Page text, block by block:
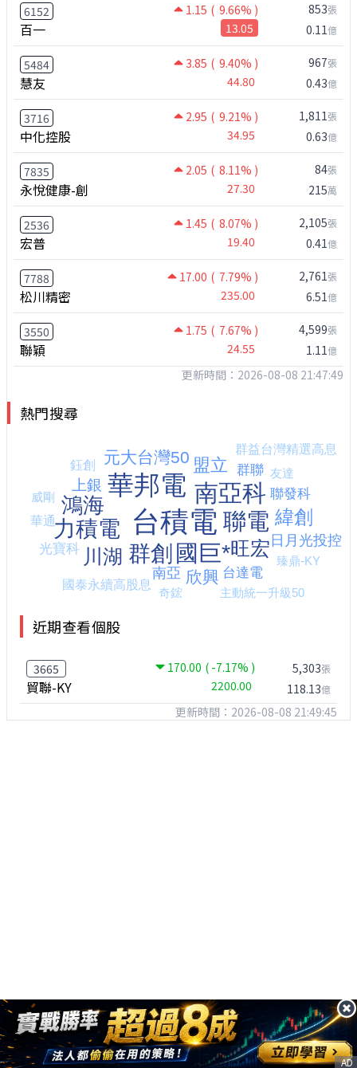
6152 1.15 ( 9.66% )
百一 13.05
853張
0.11億
5484 3.85 ( 9.40% )
慧友 44.80
967張
0.43億
3716 2.95 ( 9.21% )
中化控股 34.95
1,811張
0.63億
7835 2.05 ( 8.11% )
永悅健康-創 27.30
84張
215萬
2536 1.45 ( 8.07% )
宏普 19.40
2,105張
0.41億
7788 17.00 ( 7.79% )
松川精密 235.00
2,761張
6.51億
3550 1.75 ( 7.67% )
聯穎 24.55
4,599張
1.11億
更新時間：2026-08-08 21:47:49
熱門搜尋
近期查看個股
3665 170.00 ( -7.17% )
貿聯-KY 2200.00
5,303張
118.13億
更新時間：2026-08-08 21:49:45
AD